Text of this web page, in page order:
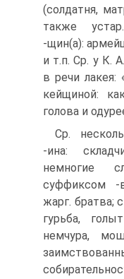
(солдатня,
также
-щин(а):
и т.п. Ср. у К.
в речи
кейщиной:
голова и
Ср.
-ина:
немногие
суффиксом -
жарг. братва;
гурьба,
немчура,